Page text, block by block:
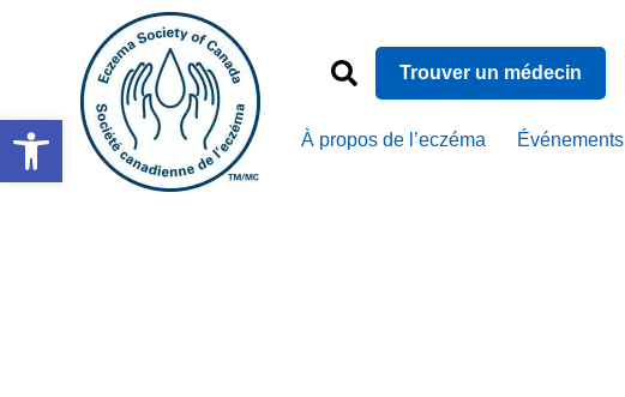
Trouver un médecin
À propos de l’eczéma Événements
Ouvrir la barre d’outils